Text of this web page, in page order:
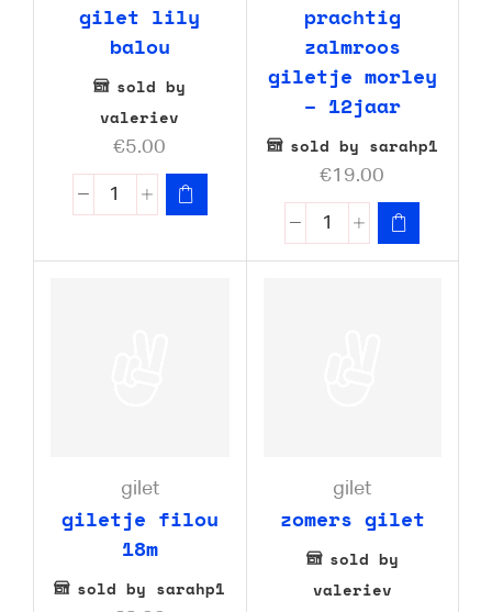
gilet lily
balou
sold by
valeriev
€5.00
prachtig
zalmroos
giletje morley
– 12jaar
sold by sarahp1
€19.00
gilet
giletje filou
18m
sold by sarahp1
gilet
zomers gilet
sold by
valeriev